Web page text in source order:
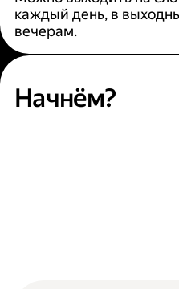
каждый день, в
вечерам.
Начнём?